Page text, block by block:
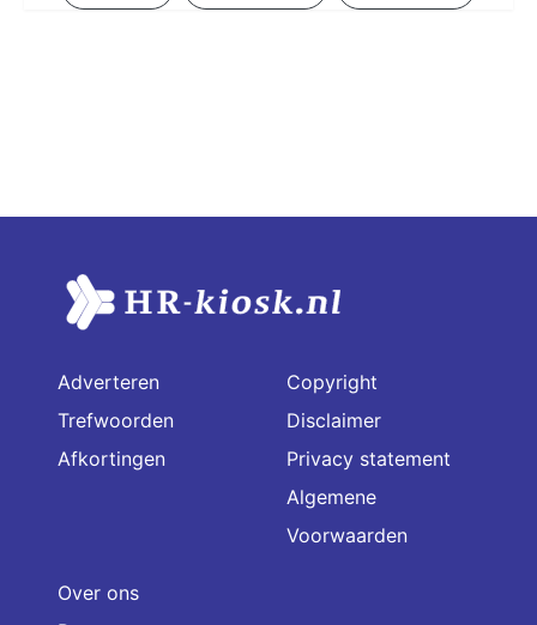
Adverteren
Trefwoorden
Afkortingen
Copyright
Disclaimer
Privacy statement
Algemene
Voorwaarden
Over ons